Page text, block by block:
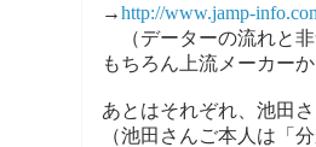
→http://www.jamp-
（データーの流れと非
もちろん上流メーカー
あとはそれぞれ、池田
（池田さんご本人は「